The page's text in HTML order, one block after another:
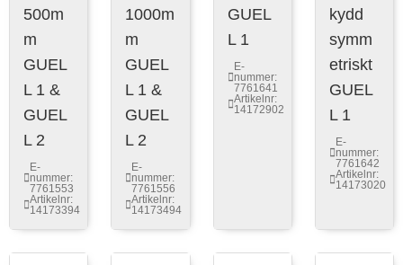
500m
m
GUEL
L 1 &
GUEL
L 2
E-
nummer:
7761553
Artikelnr:
14173394
1000m
m
GUEL
L 1 &
GUEL
L 2
E-
nummer:
7761556
Artikelnr:
14173494
GUEL
L 1
E-
nummer:
7761641
Artikelnr:
14172902
kydd
symm
etriskt
GUEL
L 1
E-
nummer:
7761642
Artikelnr:
14173020